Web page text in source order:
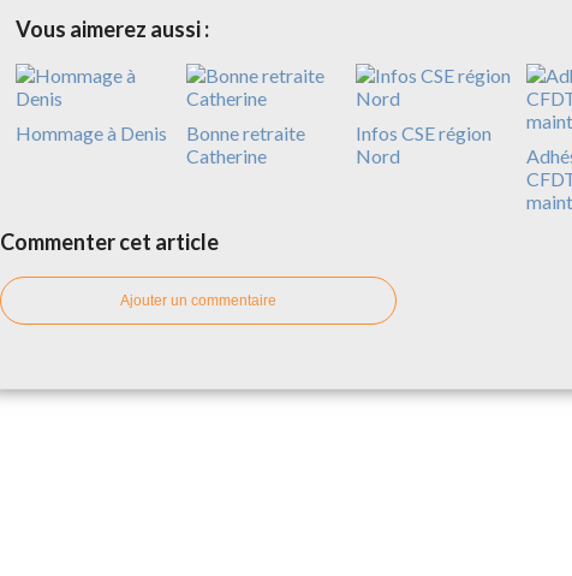
Vous aimerez aussi :
Hommage à Denis
Bonne retraite
Catherine
Infos CSE région
Nord
Commenter cet article
Ajouter un commentaire